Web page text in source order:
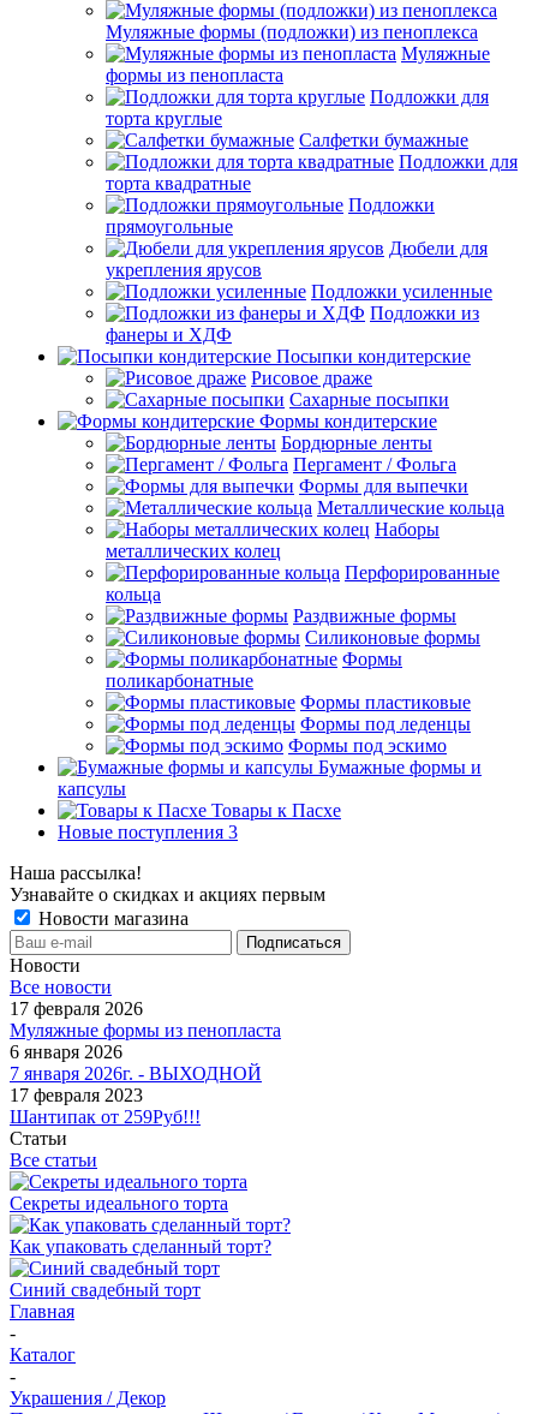
Муляжные формы (подложки) из пеноплекса
Муляжные
формы из пенопласта
Подложки для
торта круглые
Салфетки бумажные
Подложки для
торта квадратные
Подложки
прямоугольные
Дюбели для
укрепления ярусов
Подложки усиленные
Подложки из
фанеры и ХДФ
Посыпки кондитерские
Рисовое драже
Сахарные посыпки
Формы кондитерские
Бордюрные ленты
Пергамент / Фольга
Формы для выпечки
Металлические кольца
Наборы
металлических колец
Перфорированные
кольца
Раздвижные формы
Силиконовые формы
Формы
поликарбонатные
Формы пластиковые
Формы под леденцы
Формы под эскимо
Бумажные формы и
капсулы
Товары к Пасхе
Новые поступления 3
Наша рассылка!
Узнавайте о скидках и акциях первым
Новости магазина
Новости
Все новости
17 февраля 2026
Муляжные формы из пенопласта
6 января 2026
7 января 2026г. - ВЫХОДНОЙ
17 февраля 2023
Шантипак от 259Руб!!!
Статьи
Все статьи
Секреты идеального торта
Как упаковать сделанный торт?
Синий свадебный торт
Главная
-
Каталог
-
Украшения / Декор